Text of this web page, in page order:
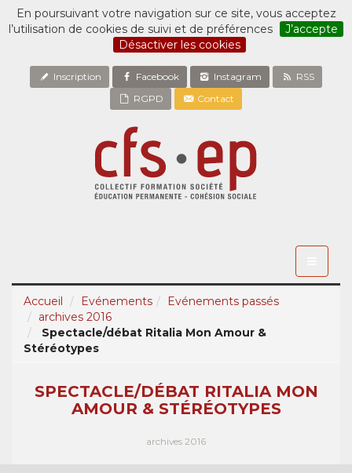
En poursuivant votre navigation sur ce site, vous acceptez
l’utilisation de cookies de suivi et de préférences
J’accepte
Désactiver les cookies
Inscription Facebook Instagram
RSS
RGPD
Contact
Accueil
Evénements
Evénements passés
archives 2016
Spectacle/débat Ritalia Mon Amour &
Stéréotypes
SPECTACLE/DÉBAT RITALIA MON
AMOUR & STÉRÉOTYPES
archives 2016